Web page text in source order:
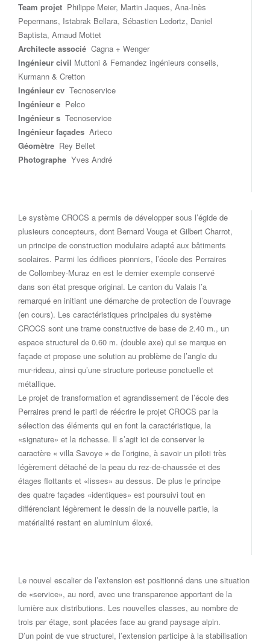
Team projet Philippe Meier, Martin Jaques, Ana-Inès
Pepermans, Istabrak Bellara, Sébastien Ledortz, Daniel
Baptista, Arnaud Mottet
Architecte associé Cagna + Wenger
Ingénieur civil Muttoni & Fernandez ingénieurs conseils,
Kurmann & Cretton
Ingénieur cv Tecnoservice
Ingénieur e Pelco
Ingénieur s Tecnoservice
Ingénieur façades Arteco
Géomètre Rey Bellet
Photographe Yves André
Le système CROCS a permis de développer sous l’égide de
plusieurs concepteurs, dont Bernard Vouga et Gilbert Charrot,
un principe de construction modulaire adapté aux bâtiments
scolaires. Parmi les édifices pionniers, l’école des Perraires
de Collombey-Muraz en est le dernier exemple conservé
dans son état presque original. Le canton du Valais l’a
remarqué en initiant une démarche de protection de l’ouvrage
(en cours). Les caractéristiques principales du système
CROCS sont une trame constructive de base de 2.40 m., un
espace structurel de 0.60 m. (double axe) qui se marque en
façade et propose une solution au problème de l’angle du
mur-rideau, ainsi qu’une structure porteuse ponctuelle et
métallique.
Le projet de transformation et agrandissement de l’école des
Perraires prend le parti de réécrire le projet CROCS par la
sélection des éléments qui en font la caractéristique, la
«signature» et la richesse. Il s’agit ici de conserver le
caractère « villa Savoye » de l’origine, à savoir un piloti très
légèrement détaché de la peau du rez-de-chaussée et des
étages flottants et «lisses» au dessus. De plus le principe
des quatre façades «identiques» est poursuivi tout en
différenciant légèrement le dessin de la nouvelle partie, la
matérialité restant en aluminium éloxé.
Le nouvel escalier de l’extension est positionné dans une situation
de «service», au nord, avec une transparence apportant de la
lumière aux distributions. Les nouvelles classes, au nombre de
trois par étage, sont placées face au grand paysage alpin.
D’un point de vue structurel, l’extension participe à la stabilisation